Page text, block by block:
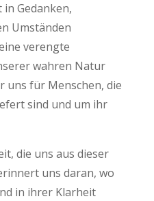
Gedanken,
Umständen
verengte
wahren Natur
uns für Menschen, die
sind und um ihr
die uns aus dieser
uns daran, wo
in ihrer Klarheit